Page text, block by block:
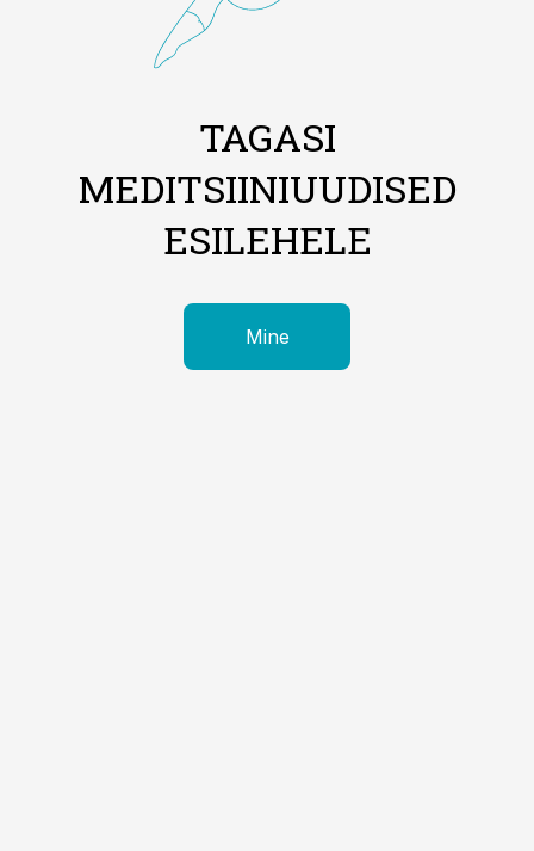
TAGASI
MEDITSIINIUUDISED
ESILEHELE
Mine